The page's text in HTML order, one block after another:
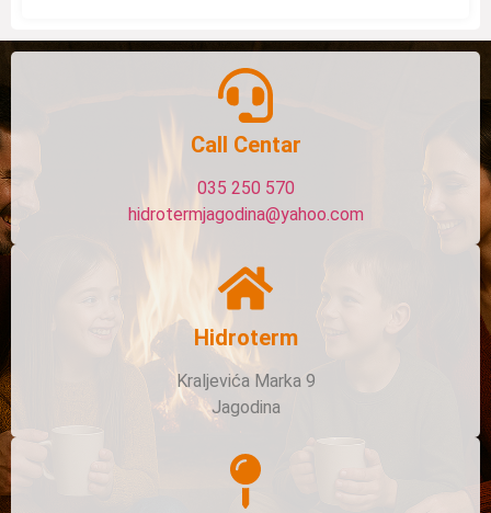
Call Centar
035 250 570
hidrotermjagodina@yahoo.com
Hidroterm
Kraljevića Marka 9
Jagodina